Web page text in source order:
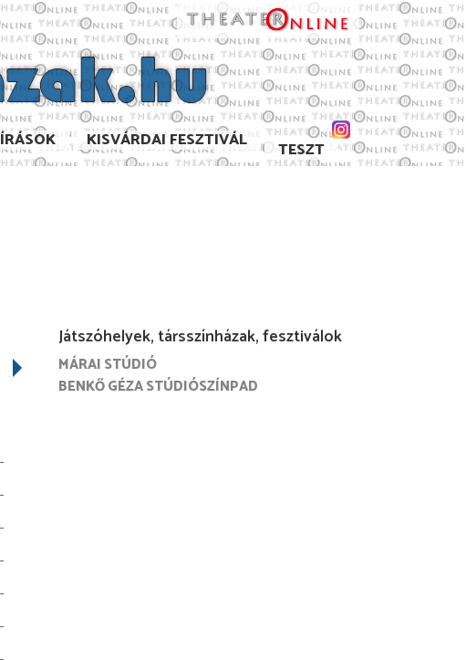
ÍRÁSOK KISVÁRDAI FESZTIVÁL TESZT
2022. szeptember 2022. június
Játszóhelyek, társszínházak, fesztiválok
MÁRAI STÚDIÓ
BENKŐ GÉZA STÚDIÓSZÍNPAD